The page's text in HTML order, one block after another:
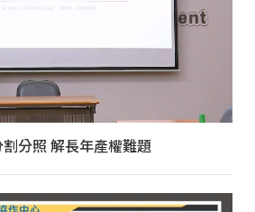
分照 解長年產權難題